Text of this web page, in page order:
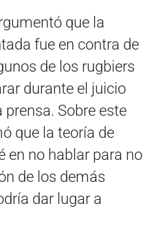
que la
fue en contra de
de los rugbiers
durante el juicio
Sobre este
que la teoría de
en no hablar para no
de los demás
dar lugar a